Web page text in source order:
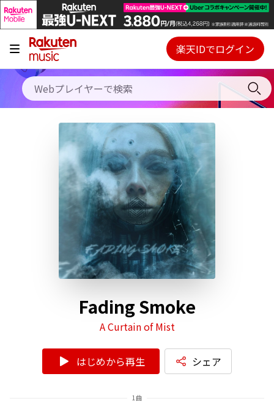
キャンペーン
料金プラン
使い方
初回30日間無料お試し
Webプレイヤー
ご契約内容の確認・変更
楽天IDでログイン
Fading Smoke
A Curtain of Mist
はじめから再生 シェア
1曲